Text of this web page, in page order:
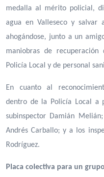
medalla al mérito policial,
agua en Valleseco y salvar
ahogándose, junto a un
maniobras de
Policía Local y de personal
En cuanto al
dentro de la Policía Local a
subinspector Damián
Andrés Carballo; y a los
Rodríguez.
Placa colectiva para un